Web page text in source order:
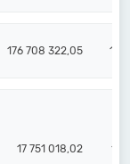
176 708 322,05 105
17 751 018,02 16